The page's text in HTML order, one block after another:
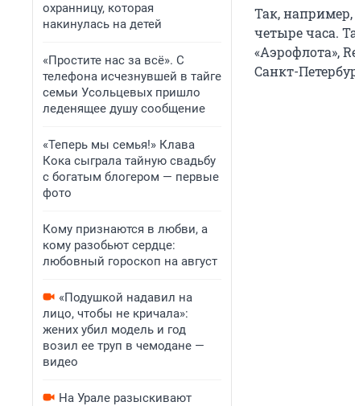
охранницу, которая
накинулась на детей
«Простите нас за всё». С
телефона исчезнувшей в тайге
семьи Усольцевых пришло
леденящее душу сообщение
«Теперь мы семья!» Клава
Кока сыграла тайную свадьбу
с богатым блогером — первые
фото
Кому признаются в любви, а
кому разобьют сердце:
любовный гороскоп на август
«Подушкой надавил на
лицо, чтобы не кричала»:
жених убил модель и год
возил ее труп в чемодане —
видео
На Урале разыскивают
Так,
четыре часа.
«Аэрофлота»,
Санкт-